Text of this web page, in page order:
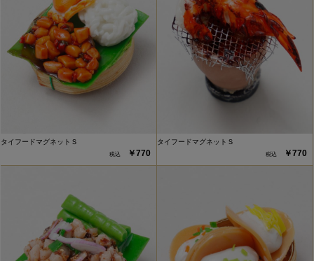
タイフードマグネットＳ
￥770
タイフードマグネットＳ
￥770